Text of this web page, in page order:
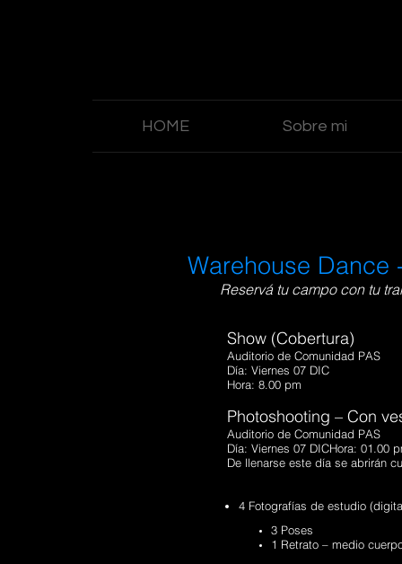
HOME Sobre mi
Warehouse Dance
Reservá tu campo con tu
Show (Cobertura)
Auditorio de Comunidad PAS
Día: Viernes 07 DIC
Hora: 8.00 pm
Photoshooting – Con
Auditorio de Comunidad PAS
Día: Viernes 07 DICHora: 01.00
De llenarse este día se abrirán
4 Fotografías de estudio
3 Poses
1 Retrato – medio